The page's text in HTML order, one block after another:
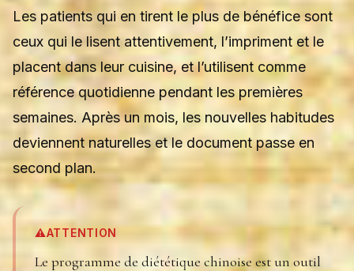
Les patients qui en tirent le plus de bénéfice sont
ceux qui le lisent attentivement, l’impriment et le
placent dans leur cuisine, et l’utilisent comme
référence quotidienne pendant les premières
semaines. Après un mois, les nouvelles habitudes
deviennent naturelles et le document passe en
second plan.
⚠️ATTENTION
Le programme de diététique chinoise est un outil